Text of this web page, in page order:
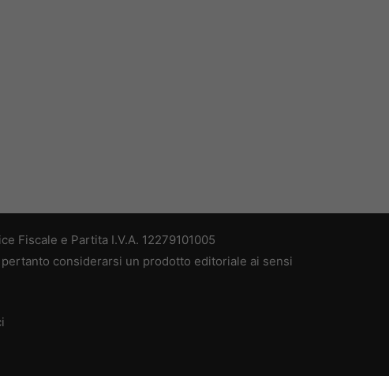
Fiscale e Partita I.V.A. 12279101005
considerarsi un prodotto editoriale ai sensi